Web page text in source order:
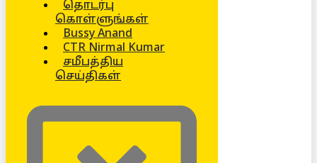
தொடர்பு
கொள்ளுங்கள்
Bussy Anand
CTR Nirmal Kumar
சமீபத்திய
செய்திகள்